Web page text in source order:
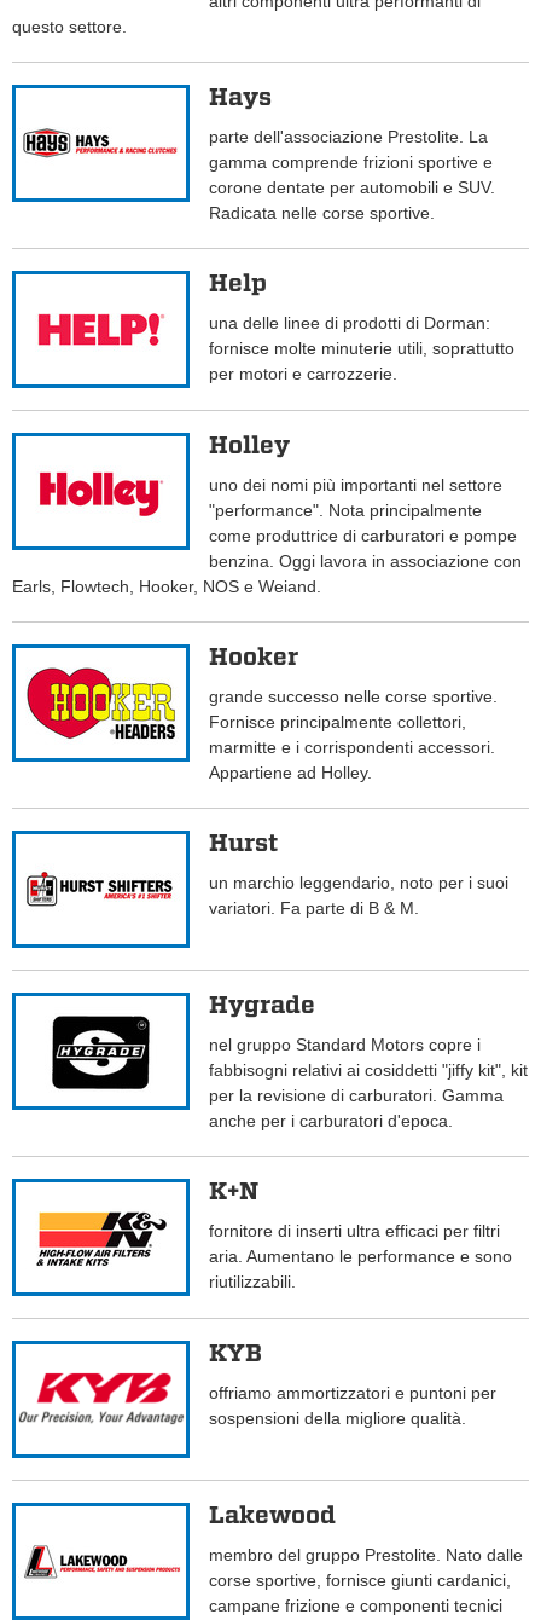
questo settore.
Hays
parte dell'associazione Prestolite. La
gamma comprende frizioni sportive e
corone dentate per automobili e SUV.
Radicata nelle corse sportive.
Help
una delle linee di prodotti di Dorman:
fornisce molte minuterie utili, soprattutto
per motori e carrozzerie.
Holley
uno dei nomi più importanti nel settore
"performance". Nota principalmente
come produttrice di carburatori e pompe
benzina. Oggi lavora in associazione con
Earls, Flowtech, Hooker, NOS e Weiand.
Hooker
grande successo nelle corse sportive.
Fornisce principalmente collettori,
marmitte e i corrispondenti accessori.
Appartiene ad Holley.
Hurst
un marchio leggendario, noto per i suoi
variatori. Fa parte di B & M.
Hygrade
nel gruppo Standard Motors copre i
fabbisogni relativi ai cosiddetti "jiffy kit", kit
per la revisione di carburatori. Gamma
anche per i carburatori d'epoca.
K+N
fornitore di inserti ultra efficaci per filtri
aria. Aumentano le performance e sono
riutilizzabili.
KYB
offriamo ammortizzatori e puntoni per
sospensioni della migliore qualità.
Lakewood
membro del gruppo Prestolite. Nato dalle
corse sportive, fornisce giunti cardanici,
campane frizione e componenti tecnici